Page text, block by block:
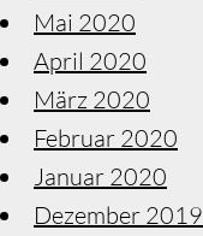
Mai 2020
April 2020
März 2020
Februar 2020
Januar 2020
Dezember 2019